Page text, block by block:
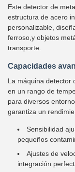
Este detector de
estructura de acero
personalizable,
ferroso,y objetos
transporte.
Capacidades
La máquina detector
en un rango de
para diversos
garantiza un
Sensibilidad
pequeños
Ajustes de
integración